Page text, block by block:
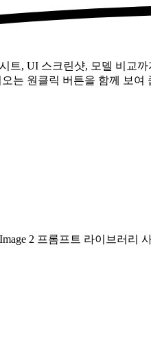
트, UI 스크린샷, 모델 비교
는 원클릭 버튼을 함께 보여
2 프롬프트 라이브러리